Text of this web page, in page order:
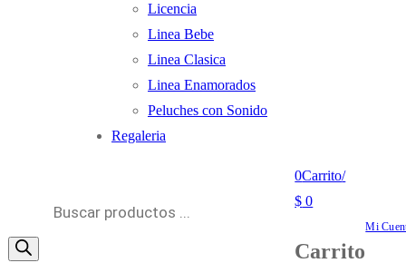
Licencia
Linea Bebe
Linea Clasica
Linea Enamorados
Peluches con Sonido
Regaleria
productos
0Carrito/
$ 0
Carrito
Mi